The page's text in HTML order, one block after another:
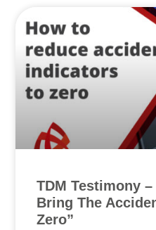
TDM Testimony
Bring The
Zero”